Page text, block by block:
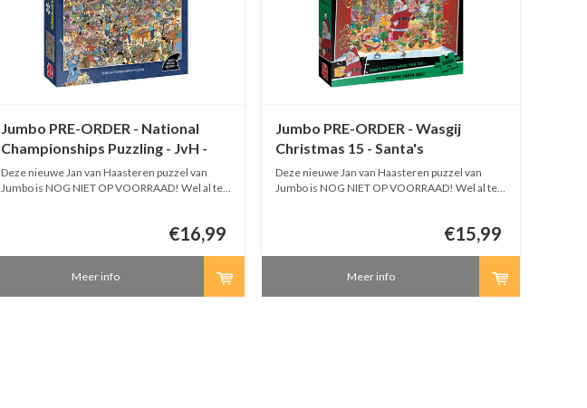
Jumbo PRE-ORDER - National
Championships Puzzling - JvH -
1000 stukjes
Deze nieuwe Jan van Haasteren puzzel van
Jumbo is NOG NIET OP VOORRAAD! Wel al te
€16,99
Meer info
Jumbo PRE-ORDER - Wasgij
Christmas 15 - Santa's
Unexpected Delivery! -1000
stukjes
Deze nieuwe Jan van Haasteren puzzel van
Jumbo is NOG NIET OP VOORRAAD! Wel al te
€15,99
Meer info